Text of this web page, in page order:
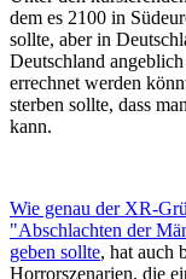
dem es 2100 in
sollte, aber in
Deutschland
errechnet werden
sterben sollte, dass
kann.
Wie genau der XR-
"Abschlachten der
geben sollte, hat auch
Horrorszenarien, die